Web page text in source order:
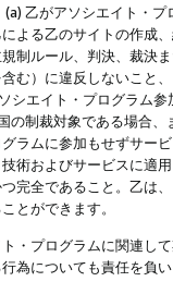
乙がアソシエイト・
よる乙のサイトの作成
制ルール、判決、裁決
む）に違反しないこと
シエイト・プログラム
の制裁対象である場合
ラムに参加もせずサー
術およびサービスに適
完全であること。乙は
とができます。
・プログラムに関連し
為についても責任を負